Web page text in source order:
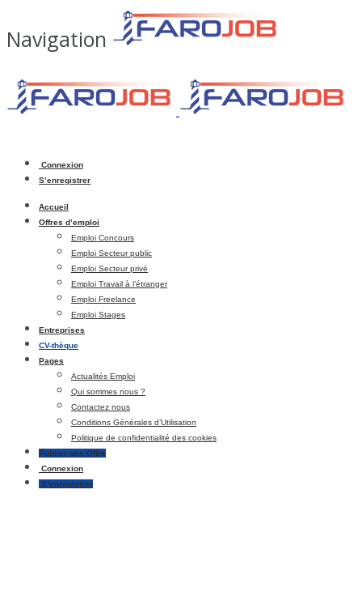
Navigation
Connexion
S’enregistrer
Accueil
Offres d’emploi
Emploi Concours
Emploi Secteur public
Emploi Secteur privé
Emploi Travail à l’étranger
Emploi Freelance
Emploi Stages
Entreprises
CV-thèque
Pages
Actualités Emploi
Qui sommes nous ?
Contactez nous
Conditions Générales d’Utilisation
Politique de confidentialité des cookies
Publier une Offre
Connexion
S’enregistrer